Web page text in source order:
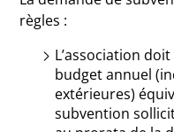
règles :
L’association
budget annuel
extérieures)
subvention